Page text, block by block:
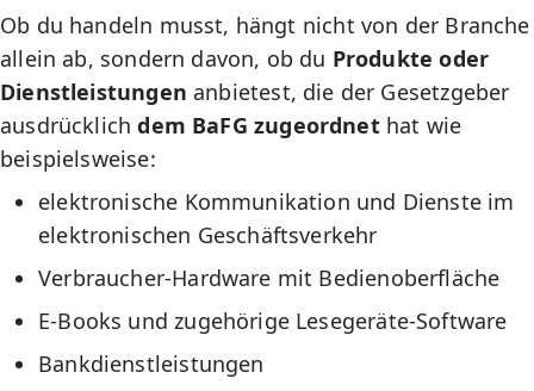
Ob du handeln musst, hängt nicht von der Branche
allein ab, sondern davon, ob du Produkte oder
Dienstleistungen anbietest, die der Gesetzgeber
ausdrücklichdem BaFG zugeordnethat wie
beispielsweise:
elektronische Kommunikation und Dienste im
elektronischen Geschäftsverkehr
Verbraucher-Hardware mit Bedienoberfläche
E-Books und zugehörige Lesegeräte-Software
Bankdienstleistungen